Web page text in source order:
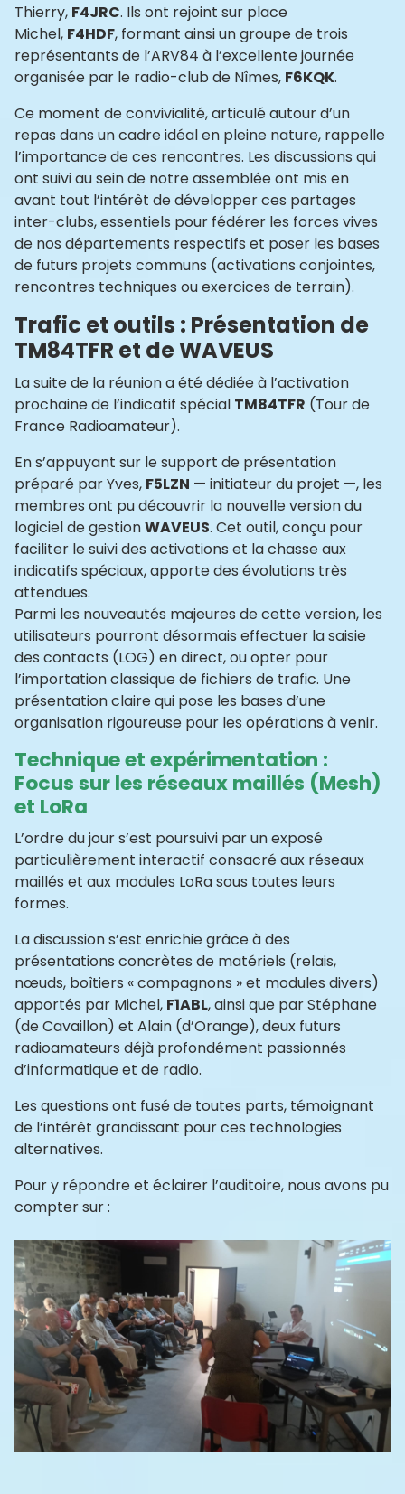
Thierry, F4JRC. Ils ont rejoint sur place
Michel, F4HDF, formant ainsi un groupe de trois
représentants de l’ARV84 à l’excellente journée
organisée par le radio-club de Nîmes, F6KQK.
Ce moment de convivialité, articulé autour d’un
repas dans un cadre idéal en pleine nature, rappelle
l’importance de ces rencontres. Les discussions qui
ont suivi au sein de notre assemblée ont mis en
avant tout l’intérêt de développer ces partages
inter-clubs, essentiels pour fédérer les forces vives
de nos départements respectifs et poser les bases
de futurs projets communs (activations conjointes,
rencontres techniques ou exercices de terrain).
Trafic et outils : Présentation de
TM84TFR et de WAVEUS
La suite de la réunion a été dédiée à l’activation
prochaine de l’indicatif spécial TM84TFR (Tour de
France Radioamateur).
En s’appuyant sur le support de présentation
préparé par Yves, F5LZN — initiateur du projet —, les
membres ont pu découvrir la nouvelle version du
logiciel de gestionWAVEUS. Cet outil, conçu pour
faciliter le suivi des activations et la chasse aux
indicatifs spéciaux, apporte des évolutions très
attendues.
Parmi les nouveautés majeures de cette version, les
utilisateurs pourront désormais effectuer la saisie
des contacts (LOG) en direct, ou opter pour
l’importation classique de fichiers de trafic. Une
présentation claire qui pose les bases d’une
organisation rigoureuse pour les opérations à venir.
Technique et expérimentation :
Focus sur les réseaux maillés (Mesh)
et LoRa
L’ordre du jour s’est poursuivi par un exposé
particulièrement interactif consacré aux réseaux
maillés et aux modules LoRa sous toutes leurs
formes.
La discussion s’est enrichie grâce à des
présentations concrètes de matériels (relais,
nœuds, boîtiers « compagnons » et modules divers)
apportés par Michel, F1ABL, ainsi que par Stéphane
(de Cavaillon) et Alain (d’Orange), deux futurs
radioamateurs déjà profondément passionnés
d’informatique et de radio.
Les questions ont fusé de toutes parts, témoignant
de l’intérêt grandissant pour ces technologies
alternatives.
Pour y répondre et éclairer l’auditoire, nous avons pu
compter sur :